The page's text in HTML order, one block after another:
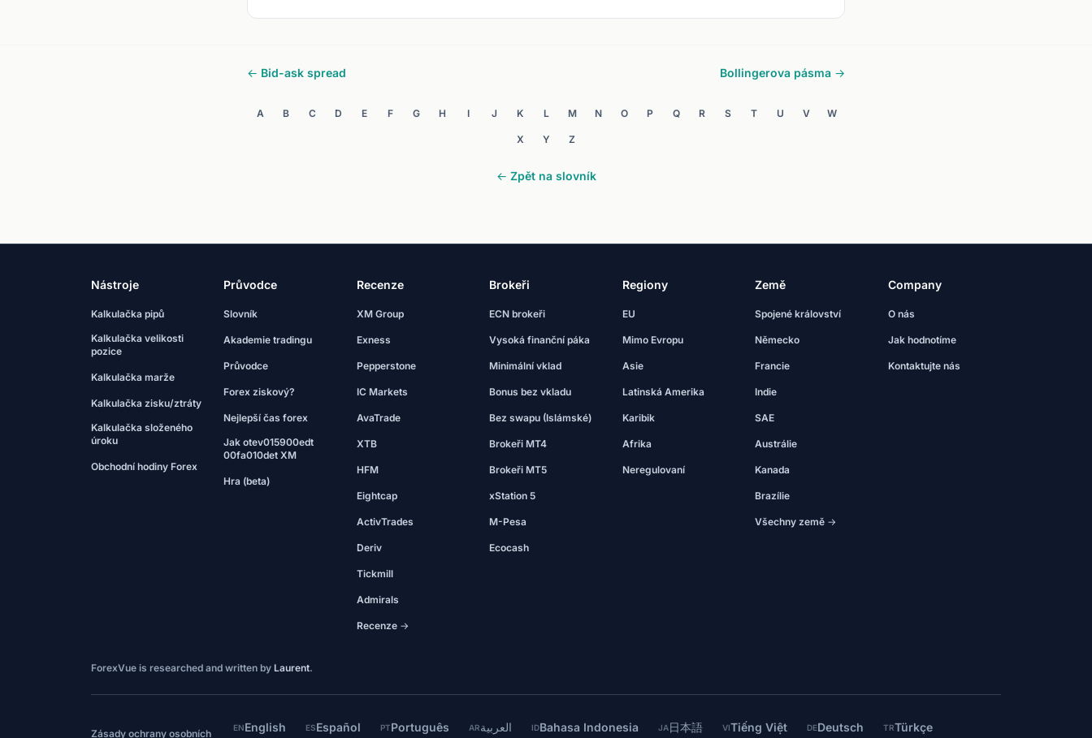
← Bid-ask spread Bollingerova pásma →
A B C D E F G H I J K L M N O P Q R S T U V W
X Y Z
← Zpět na slovník
Nástroje
Kalkulačka pipů
Kalkulačka velikosti
pozice
Kalkulačka marže
Kalkulačka zisku/ztráty
Kalkulačka složeného
úroku
Obchodní hodiny Forex
Průvodce
Slovník
Akademie tradingu
Průvodce
Forex ziskový?
Nejlepší čas forex
Jak otev015900edt
00fa010det XM
Hra (beta)
Recenze
XM Group
Exness
Pepperstone
IC Markets
AvaTrade
XTB
HFM
Eightcap
ActivTrades
Deriv
Tickmill
Admirals
Recenze →
Brokeři
ECN brokeři
Vysoká finanční páka
Minimální vklad
Bonus bez vkladu
Bez swapu (Islámské)
Brokeři MT4
Brokeři MT5
xStation 5
M-Pesa
Ecocash
Regiony
EU
Mimo Evropu
Asie
Latinská Amerika
Karibik
Afrika
Neregulovaní
Země
Spojené království
Německo
Francie
Indie
SAE
Austrálie
Kanada
Brazílie
Všechny země →
Company
O nás
Jak hodnotíme
Kontaktujte nás
ForexVue is researched and written by Laurent.
Zásady ochrany osobních ENEnglish ESEspañol PTPortuguês ARالعربية IDBahasa Indonesia JA日本語 VITiếng Việt DEDeutsch TRTürkçe